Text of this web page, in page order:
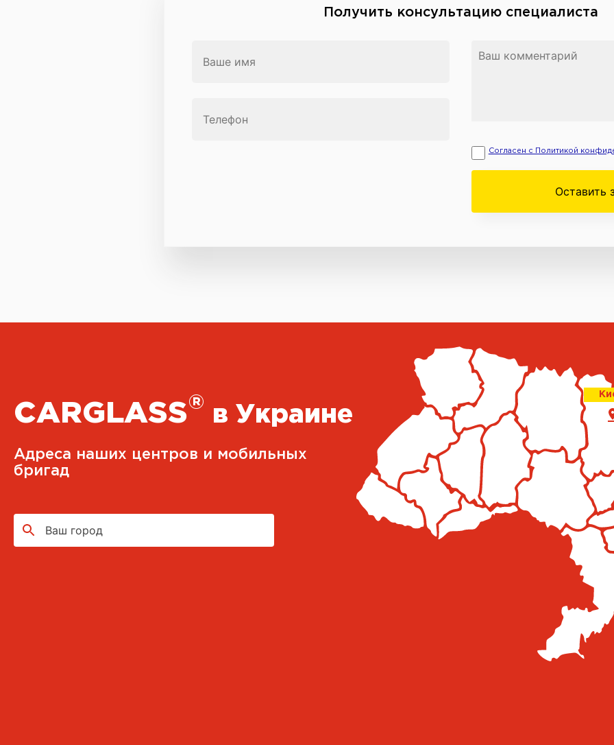
Получить консультацию специалиста
Согласен с Политикой
CARGLASS® в Украине
Адреса наших центров и мобильных
бригад
Ваш город